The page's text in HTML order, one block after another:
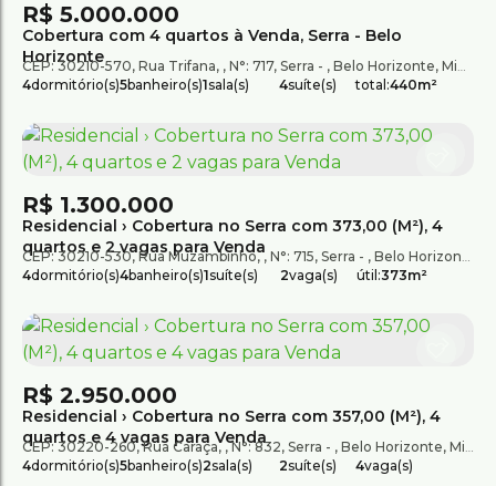
Cobertura com 4 quartos à Venda, Serra - Belo
Horizonte
R$ 5.000.000
CEP: 30210-570, Rua Trifana , N°: 717, Serra , Belo Horizonte, Minas Gerais
4dormitório(s)5banheiro(s)1sala(s) 4suíte(s) total:440m²
Residencial › Cobertura no Serra com 373,00 (M²), 4
quartos e 2 vagas para Venda
R$ 1.300.000
CEP: 30210-530,Rua Muzambinho , N°: 715, Serra , Belo Horizonte
4dormitório(s)4banheiro(s)1suíte(s) 2vaga(s) útil:373m²
Residencial › Cobertura no Serra com 357,00 (M²), 4
quartos e 4 vagas para Venda
R$ 2.950.000
CEP: 30220-260,Rua Caraça ,N°:832, Serra , Belo Horizonte, Minas Gerais
4dormitório(s)5banheiro(s)2sala(s) 2suíte(s) 4vaga(s)